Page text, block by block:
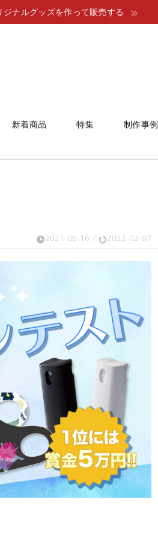
ジナルグッズを作って販売する
新着商品 特集 制作事例
2021-06-16 / 2022-02-07